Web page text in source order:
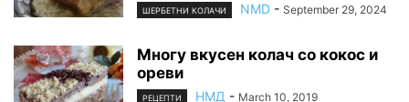
ШЕРБЕТНИ КОЛАЧИ NMD - September 29, 2024
Многу вкусен колач со кокос и
ореви
РЕЦЕПТИ НМД - March 10, 2019